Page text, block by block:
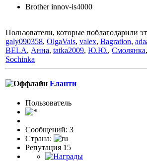
Brother innov-is4000
Пользователи, которые поблагодарили
galy090358, OlgaVais, valex, Bagration,
BELA, Анна, tatka2009, Ю.Ю., Смолянка,
Sochinka
Еланти
Пользователь
Сообщений: 3
Страна:
Репутация 15